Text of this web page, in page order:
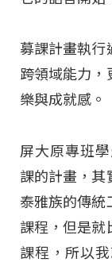
募課計畫執行
跨領域能力，
樂與成就感。
屏大原專班
課的計畫，其
泰雅族的傳統
課程，但是就
課程，所以